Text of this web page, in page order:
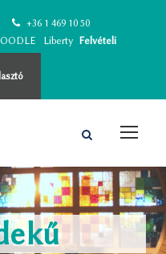
+36 1 469 10 50
Liberty Felvételi